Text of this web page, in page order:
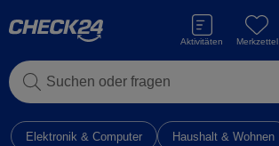
Suchen oder fragen
Aktivitäten Merkzettel
Elektronik & Computer Haushalt & Wohnen